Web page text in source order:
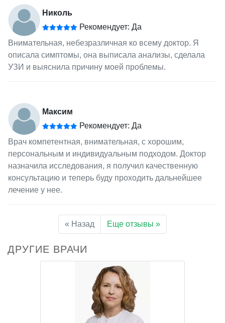
Николь
Рекомендует: Да
Внимательная, небезразличная ко всему доктор. Я
описала симптомы, она выписала анализы, сделала
УЗИ и выяснила причину моей проблемы.
Максим
Рекомендует: Да
Врач компетентная, внимательная, с хорошим,
персональным и индивидуальным подходом. Доктор
назначила исследования, я получил качественную
консультацию и теперь буду проходить дальнейшее
лечение у нее.
« Назад Еще отзывы »
ДРУГИЕ ВРАЧИ